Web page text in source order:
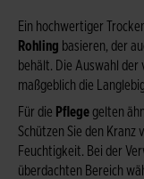
Ein hochwertiger
Rohling basieren, der
behält. Die Auswahl
maßgeblich die
Für die Pflegegelten
Schützen Sie den Kranz
Feuchtigkeit. Bei der
überdachten Bereich